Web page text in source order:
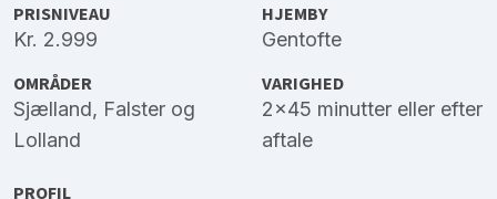
PRISNIVEAU
Kr. 2.999
HJEMBY
Gentofte
OMRÅDER
Sjælland, Falster og
Lolland
VARIGHED
2x45 minutter eller efter
aftale
PROFIL